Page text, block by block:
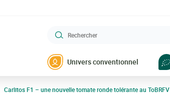
Rechercher
Univers conventionnel
Carlitos F1 – une nouvelle tomate ronde tolérante au ToBRFV